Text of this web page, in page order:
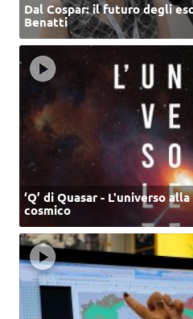
Dal Cospar: il futuro degli
Benatti
‘Q’ di Quasar - L'universo
cosmico